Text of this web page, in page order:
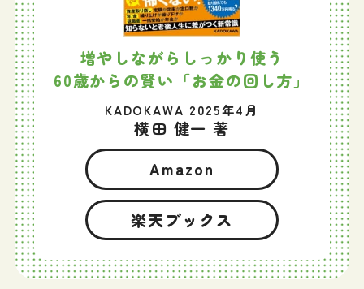
増やしながらしっかり使う
60歳からの賢い「お金の回し方」
KADOKAWA 2025年4月
横田 健一 著
Amazon
楽天ブックス